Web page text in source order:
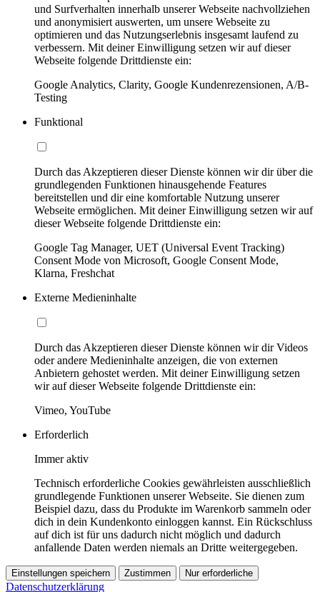
und Surfverhalten innerhalb unserer Webseite nachvollziehen
und anonymisiert auswerten, um unsere Webseite zu
optimieren und das Nutzungserlebnis insgesamt laufend zu
verbessern. Mit deiner Einwilligung setzen wir auf dieser
Webseite folgende Drittdienste ein:
Google Analytics, Clarity, Google Kundenrezensionen, A/B-
Testing
Funktional
Durch das Akzeptieren dieser Dienste können wir dir über die
grundlegenden Funktionen hinausgehende Features
bereitstellen und dir eine komfortable Nutzung unserer
Webseite ermöglichen. Mit deiner Einwilligung setzen wir auf
dieser Webseite folgende Drittdienste ein:
Google Tag Manager, UET (Universal Event Tracking)
Consent Mode von Microsoft, Google Consent Mode,
Klarna, Freshchat
Externe Medieninhalte
Durch das Akzeptieren dieser Dienste können wir dir Videos
oder andere Medieninhalte anzeigen, die von externen
Anbietern gehostet werden. Mit deiner Einwilligung setzen
wir auf dieser Webseite folgende Drittdienste ein:
Vimeo, YouTube
Erforderlich
Immer aktiv
Technisch erforderliche Cookies gewährleisten ausschließlich
grundlegende Funktionen unserer Webseite. Sie dienen zum
Beispiel dazu, dass du Produkte im Warenkorb sammeln oder
dich in dein Kundenkonto einloggen kannst. Ein Rückschluss
auf dich ist für uns dadurch nicht möglich und dadurch
anfallende Daten werden niemals an Dritte weitergegeben.
Einstellungen speichern Zustimmen Nur erforderliche
Datenschutzerklärung